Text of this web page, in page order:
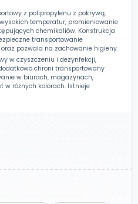
z polipropylenu z pokrywą,
temperatur, promieniowanie
chemikaliów. Konstrukcja
transportowanie
pozwala na zachowanie higieny.
w czyszczeniu i dezynfekcji,
chroni transportowany
w biurach, magazynach,
w różnych kolorach. Istnieje